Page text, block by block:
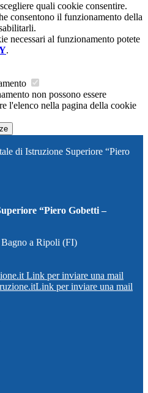
quali cookie consentire.
consentono il funzionamento della
necessari al funzionamento potete
.
non possono essere
l'elenco nella pagina della cookie
di Istruzione Superiore “Piero
“Piero Gobetti –
a Ripoli (FI)
Link per inviare una mail
Link per inviare una mail